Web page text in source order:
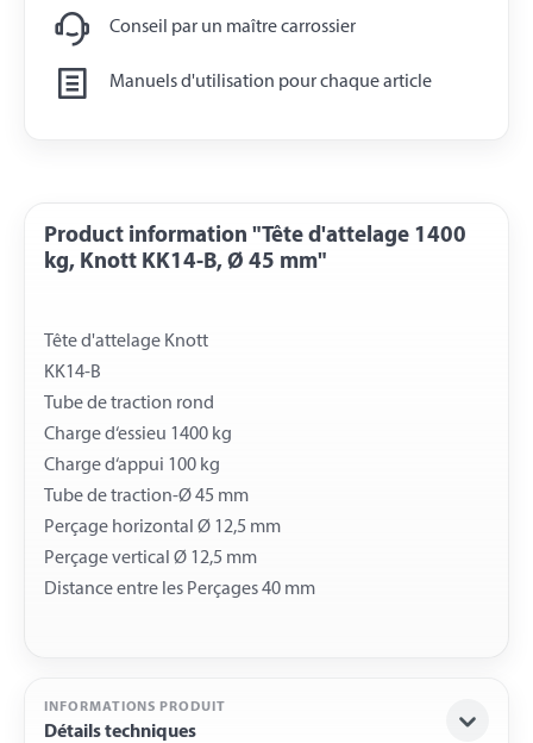
Conseil par un maître carrossier
Manuels d'utilisation pour chaque article
Product information "Tête d'attelage 1400
kg, Knott KK14-B, Ø 45 mm"
Tête d'attelage Knott
KK14-B
Tube de traction rond
Charge d‘essieu 1400 kg
Charge d‘appui 100 kg
Tube de traction-Ø 45 mm
Perçage horizontal Ø 12,5 mm
Perçage vertical Ø 12,5 mm
INFORMATIONS PRODUIT
Détails techniques